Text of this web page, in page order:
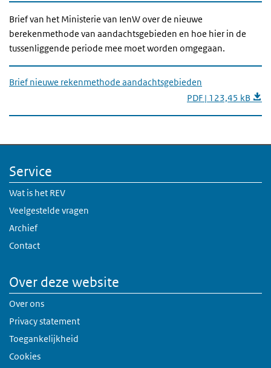
Brief van het Ministerie van IenW over de nieuwe
berekenmethode van aandachtsgebieden en hoe hier in de
tussenliggende periode mee moet worden omgegaan.
Brief nieuwe rekenmethode aandachtsgebieden
PDF | 123,45 kB
Service
Wat is het REV
Veelgestelde vragen
Archief
Contact
Over deze website
Over ons
Privacy statement
Toegankelijkheid
Cookies